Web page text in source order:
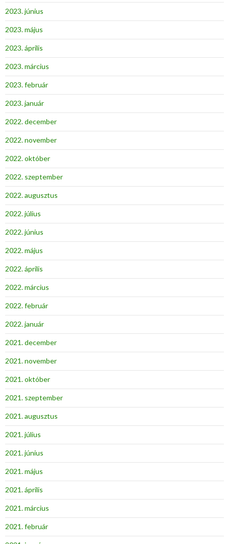
2023. június
2023. május
2023. április
2023. március
2023. február
2023. január
2022. december
2022. november
2022. október
2022. szeptember
2022. augusztus
2022. július
2022. június
2022. május
2022. április
2022. március
2022. február
2022. január
2021. december
2021. november
2021. október
2021. szeptember
2021. augusztus
2021. július
2021. június
2021. május
2021. április
2021. március
2021. február